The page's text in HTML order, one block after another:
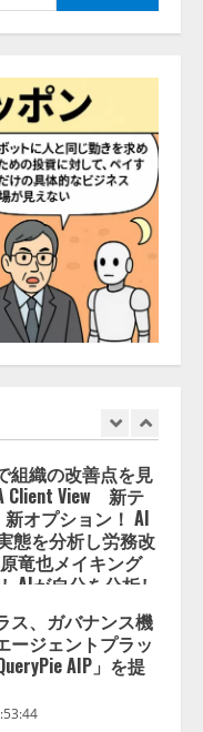
つのAIで実態調査
ス、AIとIoTの共
Agentic IoT Lab」
進に向けて
JSC.」と業
Client View 新テ
新オプション！ AI
態を分析し労務改
竜也メイキング
AIが自分を分析し
と言われる自信が
夏はカブトムシを
と戦ったり…」
ス、ガバナンス機
ジェントプラッ
AIP」を提
の法律事務所を
ついて 企業法